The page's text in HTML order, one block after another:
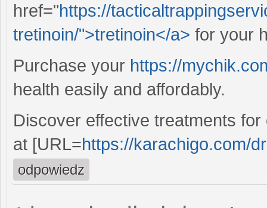
href="https://
tretinoin/">tretinoin</a> for your
Purchase your https://
health easily and affordably.
Discover effective treatments
at [URL=https://karachigo.com/
odpowiedz